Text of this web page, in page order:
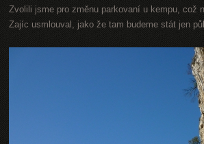
Zvolili jsme pro změnu parkovaní u kempu, což
Zajíc usmlouval, jako že tam budeme stát jen